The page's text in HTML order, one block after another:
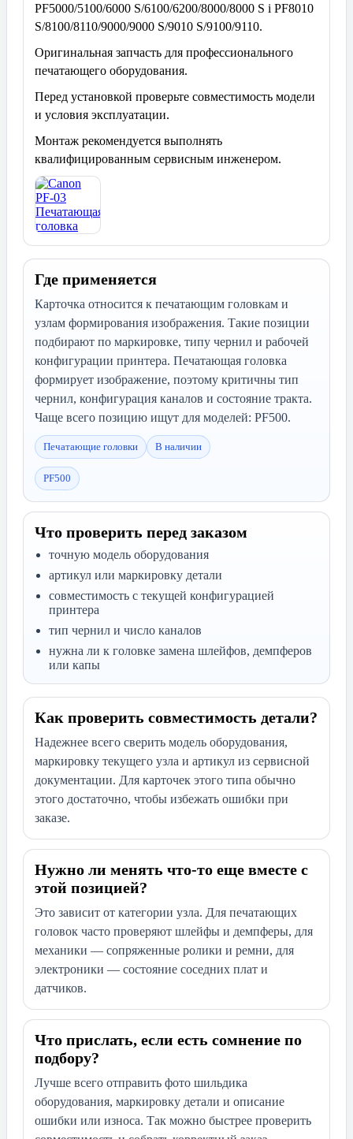
PF5000/5100/6000 S/6100/6200/8000/8000 S i PF8010
S/8100/8110/9000/9000 S/9010 S/9100/9110.
Оригинальная запчасть для профессионального
печатающего оборудования.
Перед установкой проверьте совместимость модели
и условия эксплуатации.
Монтаж рекомендуется выполнять
квалифицированным сервисным инженером.
Где применяется
Карточка относится к печатающим головкам и
узлам формирования изображения. Такие позиции
подбирают по маркировке, типу чернил и рабочей
конфигурации принтера. Печатающая головка
формирует изображение, поэтому критичны тип
чернил, конфигурация каналов и состояние тракта.
Чаще всего позицию ищут для моделей: PF500.
Печатающие головки В наличии
PF500
Что проверить перед заказом
точную модель оборудования
артикул или маркировку детали
совместимость с текущей конфигурацией
принтера
тип чернил и число каналов
нужна ли к головке замена шлейфов, демпферов
или капы
Как проверить совместимость детали?
Надежнее всего сверить модель оборудования,
маркировку текущего узла и артикул из сервисной
документации. Для карточек этого типа обычно
этого достаточно, чтобы избежать ошибки при
заказе.
Нужно ли менять что-то еще вместе с
этой позицией?
Это зависит от категории узла. Для печатающих
головок часто проверяют шлейфы и демпферы, для
механики — сопряженные ролики и ремни, для
электроники — состояние соседних плат и
датчиков.
Что прислать, если есть сомнение по
подбору?
Лучше всего отправить фото шильдика
оборудования, маркировку детали и описание
ошибки или износа. Так можно быстрее проверить